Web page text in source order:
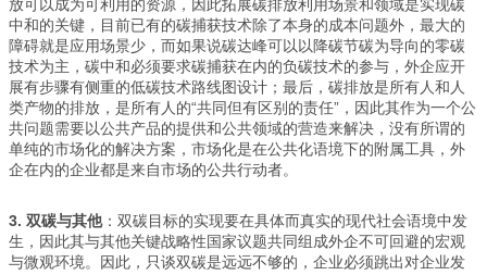
放可以成为可利用的资源，因此拓展碳排放利用场景和领域是实现碳
中和的关键，目前已有的碳捕获技术除了本身的成本问题外，最大的
障碍就是应用场景少，而如果说碳达峰可以以降碳节碳为导向的零碳
技术为主，碳中和必须要求碳捕获在内的负碳技术的参与，外企应开
展有步骤有侧重的低碳技术路线图设计；最后，碳排放是所有人和人
类产物的排放，是所有人的“共同但有区别的责任”，因此其作为一个公
共问题需要以公共产品的提供和公共领域的营造来解决，没有所谓的
单纯的市场化的解决方案，市场化是在公共化语境下的附属工具，外
企在内的企业都是来自市场的公共行动者。
3. 双碳与其他：双碳目标的实现要在具体而真实的现代社会语境中发
生，因此其与其他关键战略性国家议题共同组成外企不可回避的宏观
与微观环境。因此，只谈双碳是远远不够的，企业必须跳出对企业发